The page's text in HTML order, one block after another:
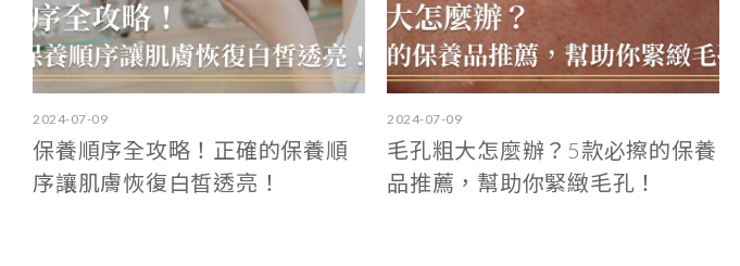
2024-07-09
保養順序全攻略！正確的保養順
序讓肌膚恢復白皙透亮！
2024-07-09
毛孔粗大怎麼辦？5款必擦的保養
品推薦，幫助你緊緻毛孔！